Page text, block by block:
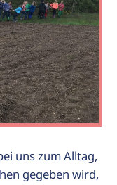
uns zum Alltag,
gegeben wird,